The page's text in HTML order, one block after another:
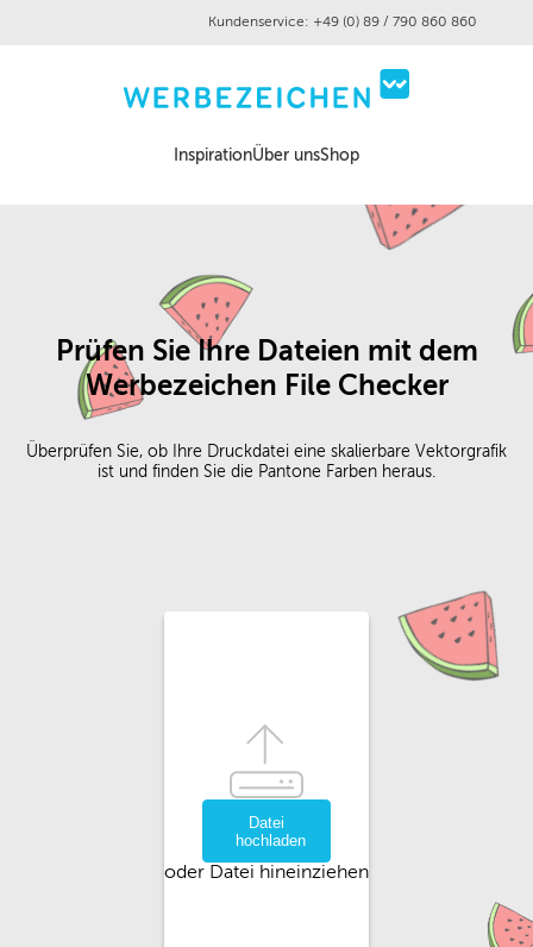
Kundenservice: +49 (0) 89 / 790 860 860
InspirationÜber unsShop
Prüfen Sie Ihre Dateien mit dem
Werbezeichen File Checker
Überprüfen Sie, ob Ihre Druckdatei eine skalierbare Vektorgrafik
ist und finden Sie die Pantone Farben heraus.
Datei
hochladen
oder Datei hineinziehen